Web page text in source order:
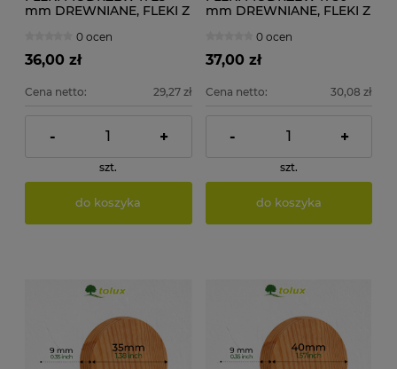
mm DREWNIANE, FLEKI Z
0 ocen
36,00 zł
Cena netto: 29,27 zł
- +
szt.
do koszyka
mm DREWNIANE, FLEKI Z
0 ocen
37,00 zł
Cena netto: 30,08 zł
- +
szt.
do koszyka